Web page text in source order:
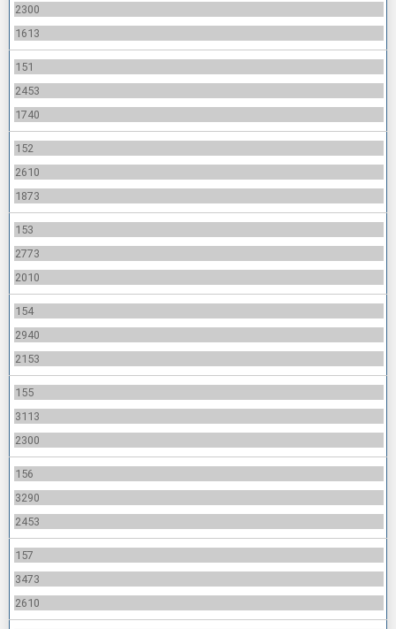
2300
1613
151
2453
1740
152
2610
1873
153
2773
2010
154
2940
2153
155
3113
2300
156
3290
2453
157
3473
2610